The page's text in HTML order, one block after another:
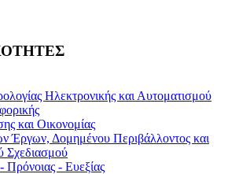
Ηλεκτρονικής και Αυτοματισμού
και Οικονομίας
Έργων, Δομημένου Περιβάλλοντος και
Σχεδιασμού
Πρόνοιας - Ευεξίας